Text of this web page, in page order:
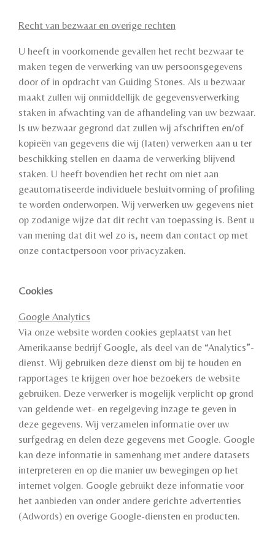
Recht van bezwaar en overige rechten
U heeft in voorkomende gevallen het recht bezwaar te
maken tegen de verwerking van uw persoonsgegevens
door of in opdracht van Guiding Stones. Als u bezwaar
maakt zullen wij onmiddellijk de gegevensverwerking
staken in afwachting van de afhandeling van uw bezwaar.
Is uw bezwaar gegrond dat zullen wij afschriften en/of
kopieën van gegevens die wij (laten) verwerken aan u ter
beschikking stellen en daarna de verwerking blijvend
staken. U heeft bovendien het recht om niet aan
geautomatiseerde individuele besluitvorming of profiling
te worden onderworpen. Wij verwerken uw gegevens niet
op zodanige wijze dat dit recht van toepassing is. Bent u
van mening dat dit wel zo is, neem dan contact op met
onze contactpersoon voor privacyzaken.
Cookies
Google Analytics
Via onze website worden cookies geplaatst van het
Amerikaanse bedrijf Google, als deel van de “Analytics”-
dienst. Wij gebruiken deze dienst om bij te houden en
rapportages te krijgen over hoe bezoekers de website
gebruiken. Deze verwerker is mogelijk verplicht op grond
van geldende wet- en regelgeving inzage te geven in
deze gegevens. Wij verzamelen informatie over uw
surfgedrag en delen deze gegevens met Google. Google
kan deze informatie in samenhang met andere datasets
interpreteren en op die manier uw bewegingen op het
internet volgen. Google gebruikt deze informatie voor
het aanbieden van onder andere gerichte advertenties
(Adwords) en overige Google-diensten en producten.